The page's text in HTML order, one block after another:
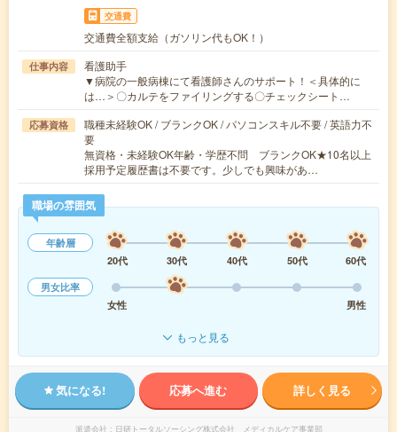
交通費
交通費全額支給（ガソリン代もOK！）
仕事内容
看護助手
▼病院の一般病棟にて看護師さんのサポート！＜具体的に
は…＞〇カルテをファイリングする〇チェックシート…
応募資格
職種未経験OK / ブランクOK / パソコンスキル不要 / 英語力不
要
無資格・未経験OK年齢・学歴不問 ブランクOK★10名以上
採用予定履歴書は不要です。少しでも興味があ…
職場の雰囲気
年齢層
20代
30代 40代 50代
60代
男女比率
女性
男性
もっと見る
気になる! 応募へ進む 詳しく見る
派遣会社 日研トータルソーシング株式会社 メディカルケア事業部